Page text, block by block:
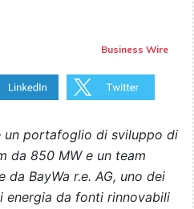
Business Wire
un portafoglio di sviluppo di
da 850 MW e un team
BayWa r.e. AG, uno dei
da fonti rinnovabili